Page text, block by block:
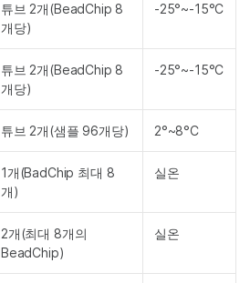
튜브 2개(BeadChip 8
개당)
-25°~-15°C
튜브 2개(BeadChip 8
개당)
-25°~-15°C
튜브 2개(샘플 96개당) 2°~8°C
1개(BadChip 최대 8
개)
실온
2개(최대 8개의
BeadChip)
실온